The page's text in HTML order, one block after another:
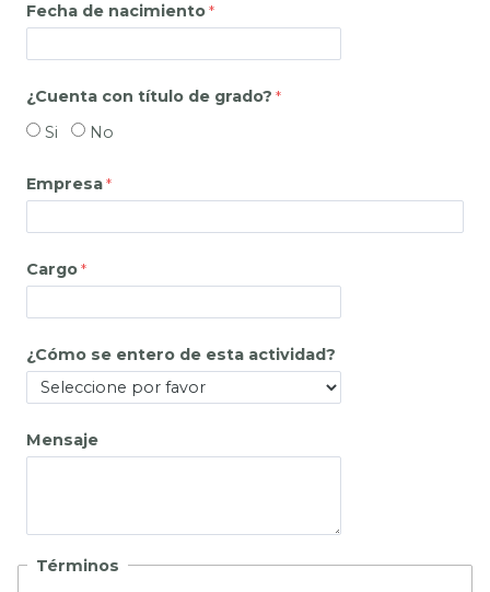
Fecha de nacimiento
¿Cuenta con título de grado?
Si
No
Empresa
Cargo
¿Cómo se entero de esta actividad?
Mensaje
Términos